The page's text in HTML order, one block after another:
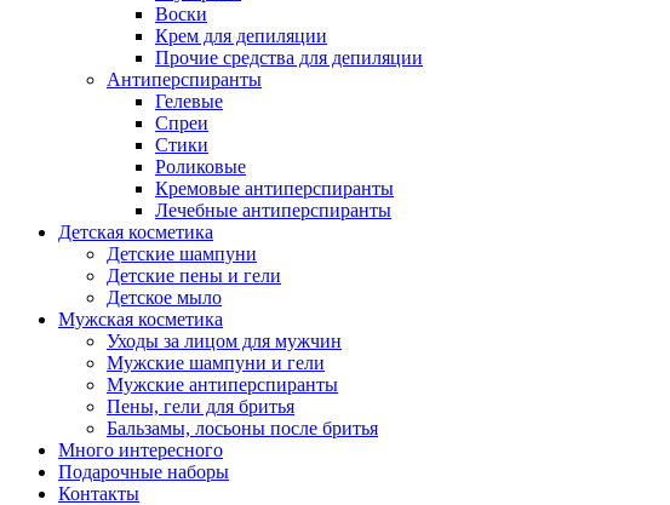
Воски
Крем для депиляции
Прочие средства для депиляции
Антиперспиранты
Гелевые
Спреи
Стики
Роликовые
Кремовые антиперспиранты
Лечебные антиперспиранты
Детская косметика
Детские шампуни
Детские пены и гели
Детское мыло
Мужская косметика
Уходы за лицом для мужчин
Мужские шампуни и гели
Мужские антиперспиранты
Пены, гели для бритья
Бальзамы, лосьоны после бритья
Много интересного
Подарочные наборы
Контакты